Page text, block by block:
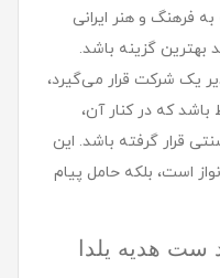
فرهنگ و هنر ایرانی
بهترین گزینه باشد.
یک شرکت قرار می‌گیرد،
که در کنار آن،
قرار گرفته باشد. این
است، بلکه حامل پیام
ست هدیه یلدا